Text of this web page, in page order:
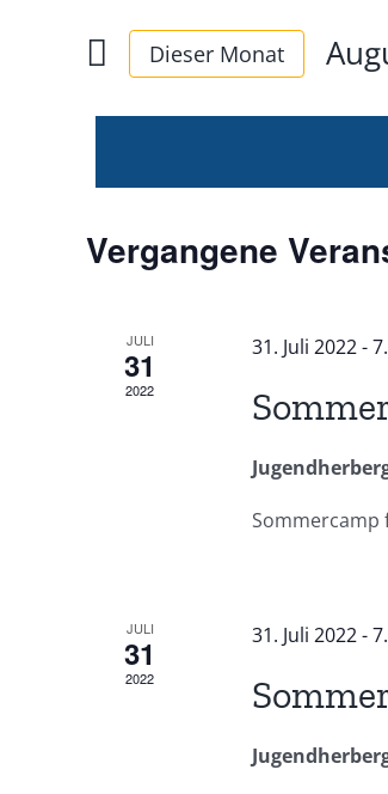
Suche
und
Navigation
eingeben.
Suche
Dieser Monat
Kalender
Vergangene
JULI
31
2022
31. Juli 2022-
Sommercamp
JULI
31
2022
31. Juli 2022-